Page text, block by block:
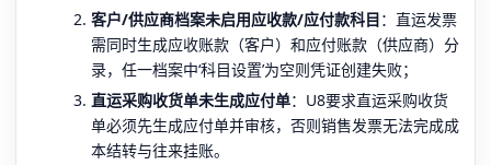
客户/供应商档案未启用应收款/应付款科目：直运发票
需同时生成应收账款（客户）和应付账款（供应商）分
录，任一档案中‘科目设置’为空则凭证创建失败；
直运采购收货单未生成应付单：U8要求直运采购收货
单必须先生成应付单并审核，否则销售发票无法完成成
本结转与往来挂账。